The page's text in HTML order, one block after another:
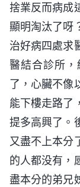
捨業反而病成
顯明淘汰了呀
治好病四處求
醫結合診所
了，心臟不像
能下樓走路了
提多高興了。
又盡不上本分
的人都没有，
盡本分的弟兄